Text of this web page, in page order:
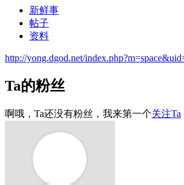
新鲜事
帖子
资料
http://yong.dgod.net/
Ta的粉丝
啊哦，Ta还没有粉丝，我来第一个关注Ta